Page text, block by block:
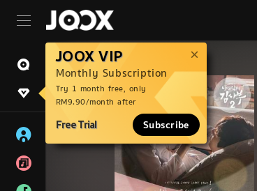
JOOX VIP
Monthly Subscription
Try 1 month free, only
RM9.90/month after
Free Trial Subscribe